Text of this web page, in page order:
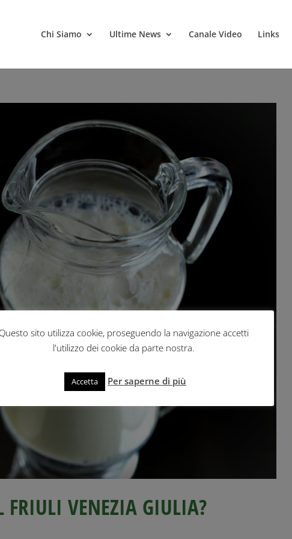
Chi Siamo Ultime News Canale Video Links
FRIULI VENEZIA GIULIA?
Questo sito utilizza cookie, proseguendo la navigazione accetti
l'utilizzo dei cookie da parte nostra.
Accetta Per saperne di più